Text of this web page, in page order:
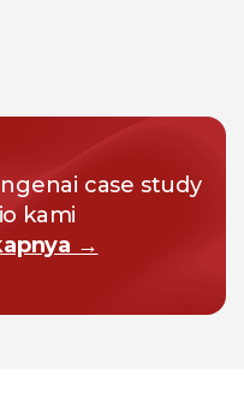
case study
kami
→